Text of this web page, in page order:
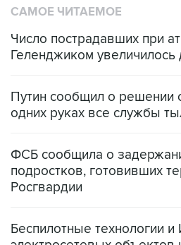
Число пострадавших при
Путин сообщил о решении
ФСБ сообщила о
Росгвардии
Беспилотные технологии и
Социальная реклама, АНО